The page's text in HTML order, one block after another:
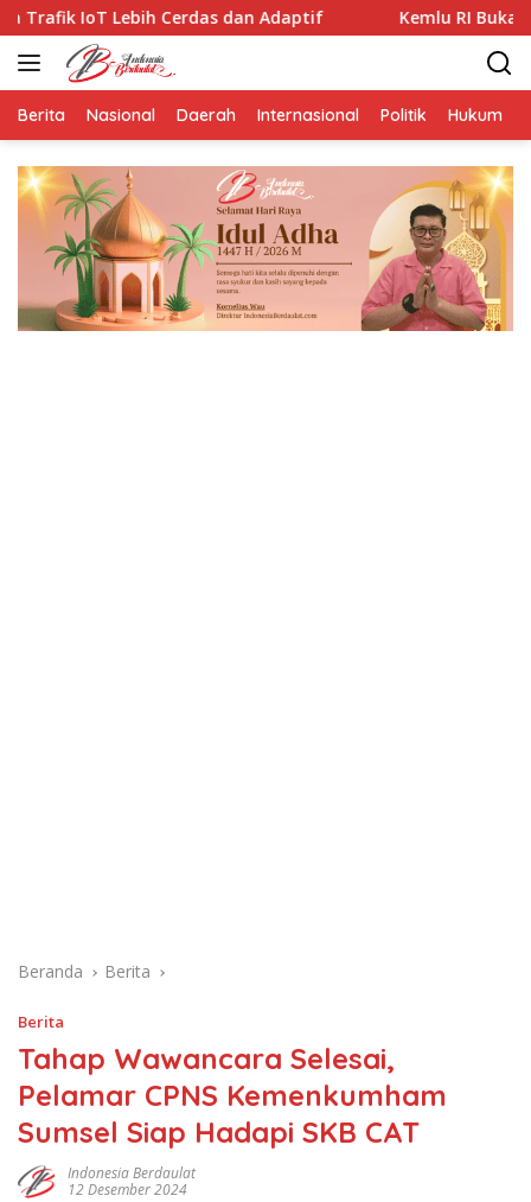
Langsung
ke
konten
dan Adaptif Kemlu RI Buka BSBI 2026, Peserta
Berita Nasional Daerah Internasional Politik Hukum
Beranda Berita
Berita
Tahap Wawancara Selesai,
Pelamar CPNS Kemenkumham
Sumsel Siap Hadapi SKB CAT
Indonesia Berdaulat
12 Desember 2024